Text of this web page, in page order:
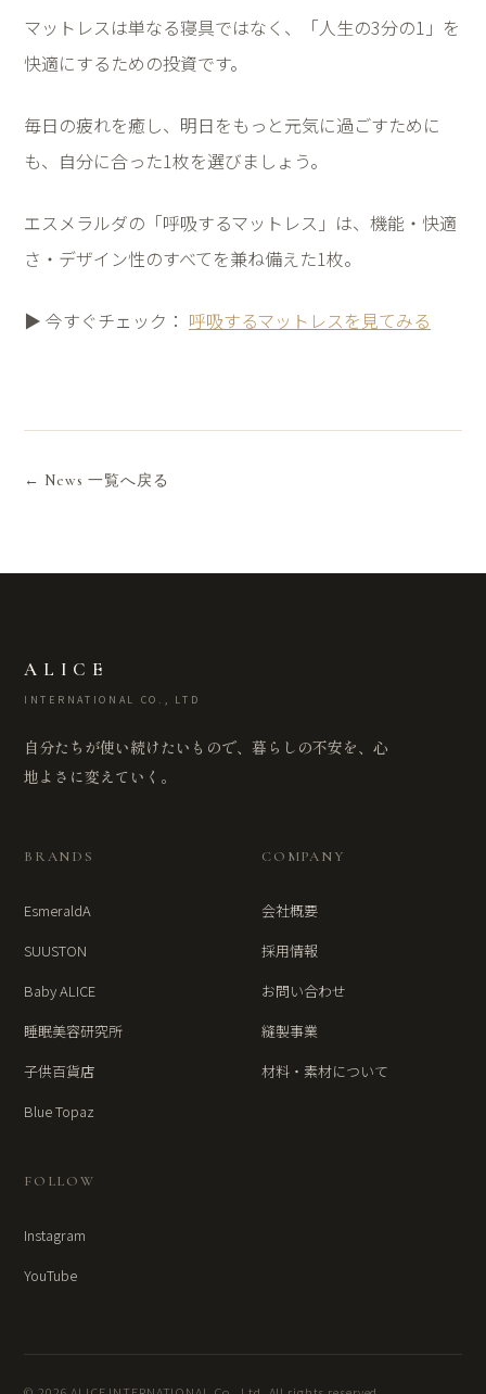
マットレスは単なる寝具ではなく、「人生の3分の1」を
快適にするための投資です。
毎日の疲れを癒し、明日をもっと元気に過ごすために
も、自分に合った1枚を選びましょう。
エスメラルダの「呼吸するマットレス」は、機能・快適
さ・デザイン性のすべてを兼ね備えた1枚。
▶ 今すぐチェック： 呼吸するマットレスを見てみる
← News 一覧へ戻る
ALICE
INTERNATIONAL CO., LTD
自分たちが使い続けたいもので、暮らしの不安を、心
地よさに変えていく。
BRANDS
EsmeraldA
SUUSTON
Baby ALICE
睡眠美容研究所
子供百貨店
Blue Topaz
COMPANY
会社概要
採用情報
お問い合わせ
縫製事業
材料・素材について
FOLLOW
Instagram
YouTube